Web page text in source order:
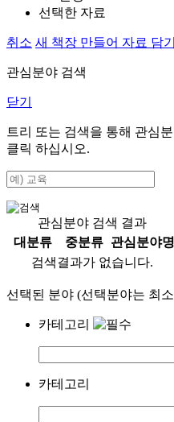
선택한 자료
취소 새 책장 만들어 자료 담기
관심분야 검색
닫기
트리 또는 검색을 통해 관심
클릭 하십시오.
관심분야 검색 결과
대분류
중분류
관심분야명
검색결과가 없습니다.
선택된 분야 (선택분야는 최
카테고리
카테고리